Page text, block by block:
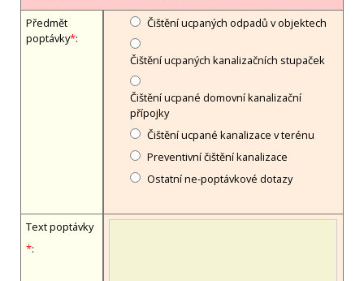
Předmět
poptávky*:
Čištění ucpaných odpadů v objektech
Čištění ucpaných kanalizačních stupaček
Čištění ucpané domovní kanalizační
přípojky
Čištění ucpané kanalizace v terénu
Preventivní čištění kanalizace
Ostatní ne-poptávkové dotazy
Text poptávky
*: